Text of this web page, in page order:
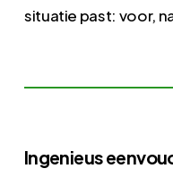
situatie past: voor,
Ingenieus